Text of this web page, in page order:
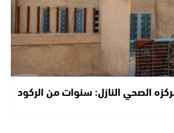
الصحي النازل: سنوات من الركود